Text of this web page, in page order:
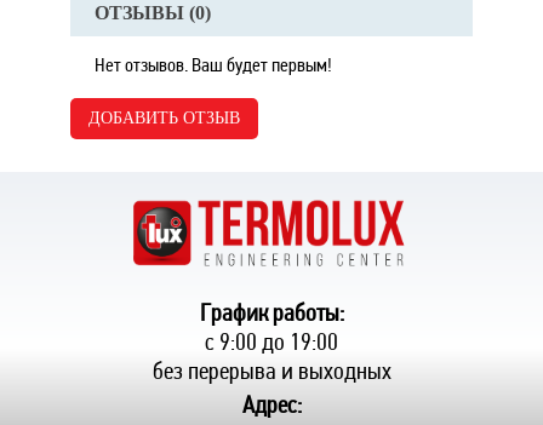
ОТЗЫВЫ (0)
Нет отзывов. Ваш будет первым!
ДОБАВИТЬ ОТЗЫВ
График работы:
с 9:00 до 19:00
без перерыва и выходных
Адрес: